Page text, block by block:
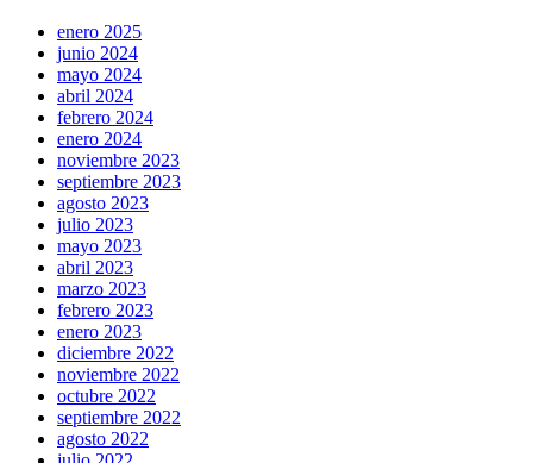
enero 2025
junio 2024
mayo 2024
abril 2024
febrero 2024
enero 2024
noviembre 2023
septiembre 2023
agosto 2023
julio 2023
mayo 2023
abril 2023
marzo 2023
febrero 2023
enero 2023
diciembre 2022
noviembre 2022
octubre 2022
septiembre 2022
agosto 2022